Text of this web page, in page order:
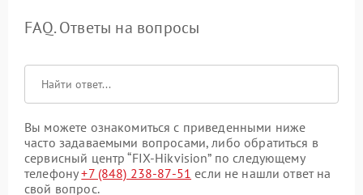
FAQ. Ответы на вопросы
Вы можете ознакомиться с приведенными ниже
часто задаваемыми вопросами, либо обратиться в
сервисный центр “FIX-Hikvision” по следующему
телефону+7 (848) 238-87-51 если не нашли ответ на
свой вопрос.